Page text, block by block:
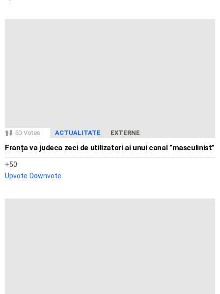
50 Votes ACTUALITATE EXTERNE
Franța va judeca zeci de utilizatori ai unui canal ”masculinist”
50
Upvote Downvote